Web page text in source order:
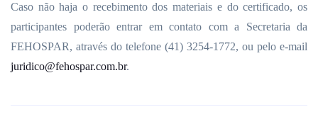
Caso não haja o recebimento dos materiais e do certificado, os
participantes poderão entrar em contato com a Secretaria da
FEHOSPAR, através do telefone (41) 3254-1772, ou pelo e-mail
juridico@fehospar.com.br.